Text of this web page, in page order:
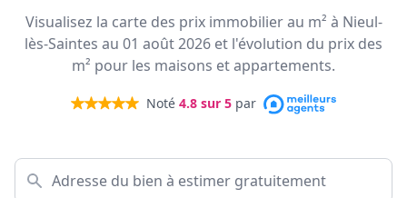
Visualisez la carte des prix immobilier au m² à Nieul-
lès-Saintes au 01 août 2026 et l'évolution du prix des
m² pour les maisons et appartements.
Noté 4.8 sur 5 par